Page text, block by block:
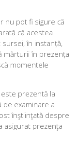
nu pot fi sigure că
că acestea
în instanță,
mărturii în prezența
momentele
prezentă la
de examinare a
înştiinţată despre
asigurat prezenţa